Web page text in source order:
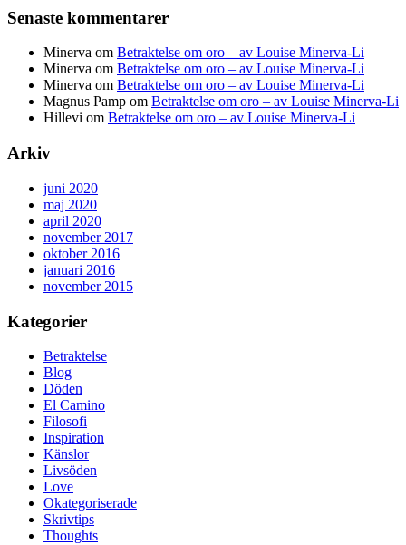
Senaste kommentarer
Minerva om Betraktelse om oro – av Louise Minerva-Li
Minerva om Betraktelse om oro – av Louise Minerva-Li
Minerva om Betraktelse om oro – av Louise Minerva-Li
Magnus Pamp om Betraktelse om oro – av Louise Minerva-Li
Hillevi om Betraktelse om oro – av Louise Minerva-Li
Arkiv
juni 2020
maj 2020
april 2020
november 2017
oktober 2016
januari 2016
november 2015
Kategorier
Betraktelse
Blog
Döden
El Camino
Filosofi
Inspiration
Känslor
Livsöden
Love
Okategoriserade
Skrivtips
Thoughts